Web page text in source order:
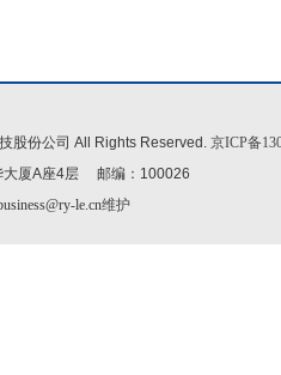
股份公司 All Rights Reserved. 京ICP备
大厦A座4层 邮编：100026
le.cn维护